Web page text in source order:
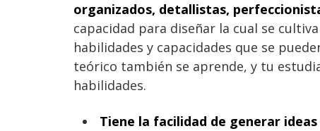
organizados, detallistas,
capacidad para diseñar la cual se
habilidades y capacidades que se
teórico también se aprende, y tu
habilidades.
Tiene la facilidad de generar